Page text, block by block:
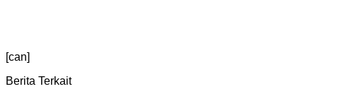
[can]
Berita Terkait